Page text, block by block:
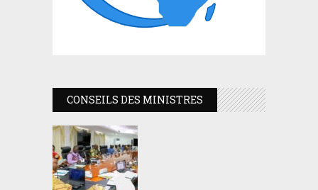
CONSEILS DES MINISTRES